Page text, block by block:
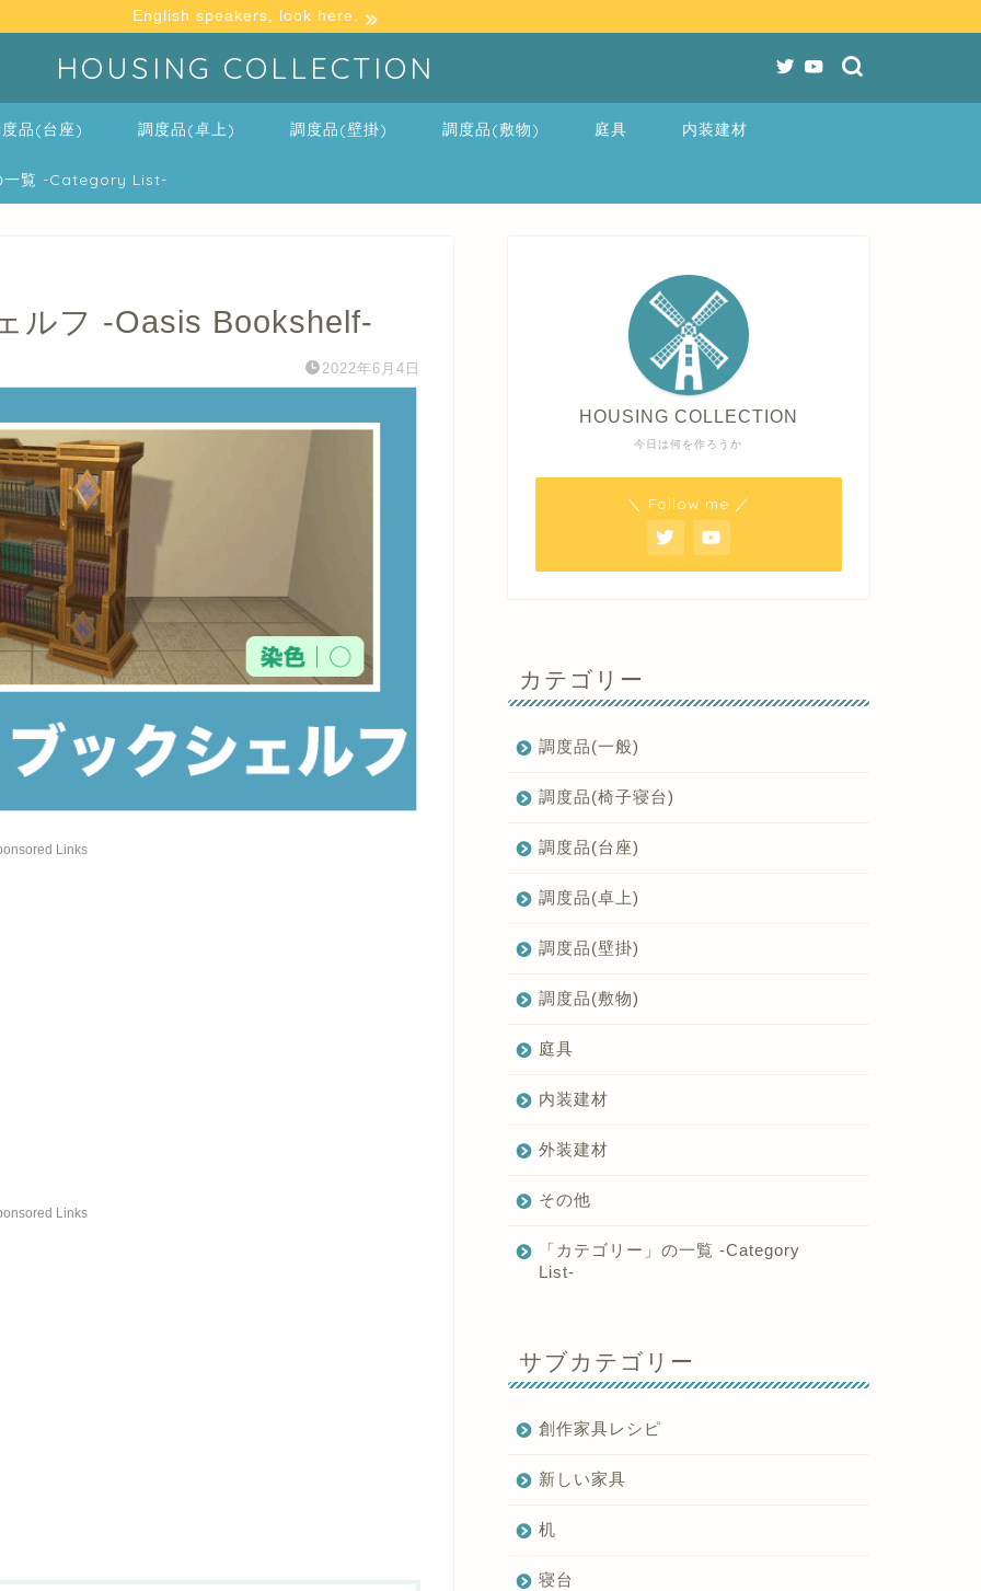
English speakers, look here.
HOUSING COLLECTION
品(台座) 調度品(卓上) 調度品(壁掛) 調度品(敷物) 庭具 内装建材
一覧 -Category List-
ルフ -Oasis Bookshelf-
2022年6月4日
Links
Links
今日は何を作ろうか
HOUSING COLLECTION
＼ Follow me ／
カテゴリー
調度品(一般)
調度品(椅子寝台)
調度品(台座)
調度品(卓上)
調度品(壁掛)
調度品(敷物)
庭具
内装建材
外装建材
その他
「カテゴリー」の一覧 -Category
List-
サブカテゴリー
創作家具レシピ
新しい家具
机
寝台